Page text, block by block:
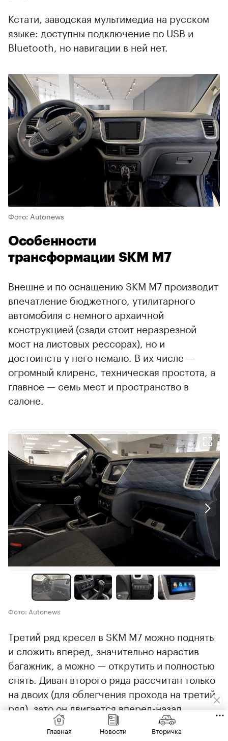
Кстати, заводская мультимедиа на русском
языке: доступны подключение по USB и
Bluetooth, но навигации в ней нет.
Фото: Autonews
Особенности
трансформации SKM M7
Внешне и по оснащению SKM M7 производит
впечатление бюджетного, утилитарного
автомобиля с немного архаичной
конструкцией (сзади стоит неразрезной
мост на листовых рессорах), но и
достоинств у него немало. В их числе —
огромный клиренс, техническая простота, а
главное — семь мест и пространство в
салоне.
Фото: Autonews
Третий ряд кресел в SKM M7 можно поднять
и сложить вперед, значительно нарастив
багажник, а можно — открутить и полностью
снять. Диван второго ряда рассчитан только
на двоих (для облегчения прохода на третий
ряд), зато он двигается вперед-назад,
имеются и верхний, и нижний климатические
блоки с раздельными регулировками.
Главная Новости Вторичка